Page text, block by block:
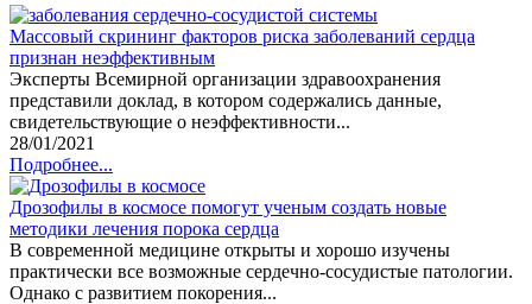
Массовый скрининг факторов риска заболеваний сердца
признан неэффективным
Эксперты Всемирной организации здравоохранения
представили доклад, в котором содержались данные,
свидетельствующие о неэффективности...
28/01/2021
Подробнее...
Дрозофилы в космосе помогут ученым создать новые
методики лечения порока сердца
В современной медицине открыты и хорошо изучены
практически все возможные сердечно-сосудистые патологии.
Однако с развитием покорения...